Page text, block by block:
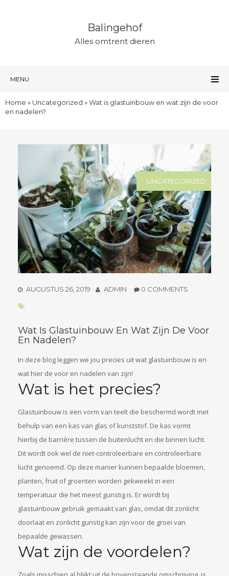
Balingehof
Alles omtrent dieren
MENU
Home » Uncategorized »Wat is glastuinbouw en wat zijn de voor
en nadelen?
UNCATEGORIZED
AUGUSTUS 26, 2019 ADMIN 0 COMMENTS
Wat Is Glastuinbouw En Wat Zijn De Voor
En Nadelen?
In deze blog leggen we jou precies uit wat glastuinbouw is en
wat hier de voor en nadelen van zijn!
Wat is het precies?
Glastuinbouw is een vorm van teelt die beschermd wordt met
behulp van een kas van glas of kunststof. De kas vormt
hierbij de barrière tussen de buitenlucht en die binnen lucht.
Dit wordt ook wel de niet-controleerbare en controleerbare
lucht genoemd. Op deze manier kunnen bepaalde bloemen,
planten, fruit of groenten worden gekweekt in een
temperatuur die het meest gunstig is. Er wordt bij
glastuinbouw gebruik gemaakt van glas, omdat dit zonlicht
doorlaat en zonlicht gunstig kan zijn voor de groei van
bepaalde gewassen.
Wat zijn de voordelen?